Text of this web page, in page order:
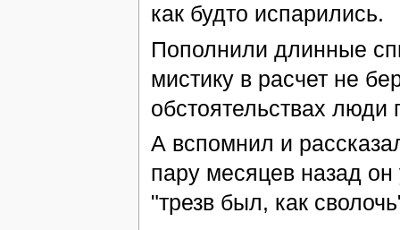
как будто испарились.
Пополнили длинные
мистику в расчет не
обстоятельствах люди
А вспомнил и
пару месяцев назад он
"трезв был, как